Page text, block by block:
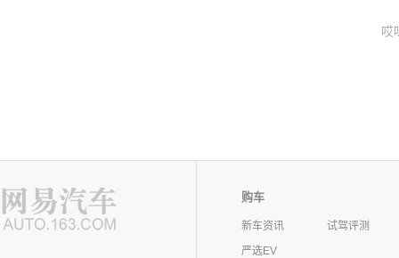
哎
购车
新车资讯
试驾评测
严选EV